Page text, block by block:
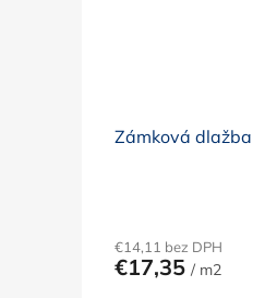
Zámková
€14,11 bez DPH
€17,35 / m2